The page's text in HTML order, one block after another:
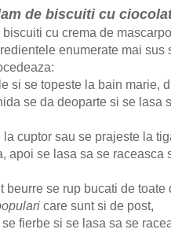
de biscuiti cu
cu crema de
enumerate mai sus
si se topeste la bain marie,
se da deoparte si se lasa
cuptor sau se prajeste la
apoi se lasa sa se raceasca
beurre se rup bucati de toate
care sunt si de post,
fierbe si se lasa sa se